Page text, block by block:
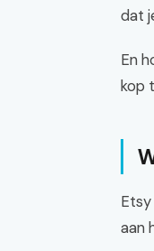
dat
En
kop
aan